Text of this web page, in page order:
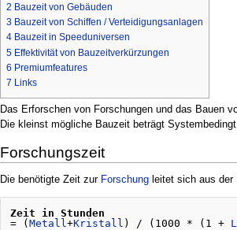
2 Bauzeit von Gebäuden
3 Bauzeit von Schiffen / Verteidigungsanlagen
4 Bauzeit in Speeduniversen
5 Effektivität von Bauzeitverkürzungen
6 Premiumfeatures
7 Links
Das Erforschen von Forschungen und das Bauen
Die kleinst mögliche Bauzeit beträgt
Forschungszeit
Die benötigte Zeit zur Forschungleitet sich aus der
Zeit in Stunden
= (Metall+Kristall ) / (1000 * (1 +